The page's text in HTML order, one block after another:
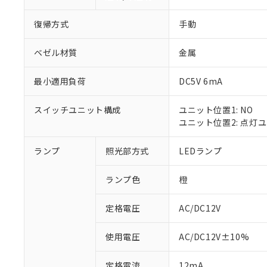
復帰方式 手動
ベゼル材質 金属
最小適用負荷 DC5V 6mA
スイッチユニット構成
ユニット位置1: NO
ユニット位置2: 点灯
ランプ 照光部方式 LEDランプ
ランプ色 橙
定格電圧 AC/DC12V
使用電圧 AC/DC12V±10%
ご利用条件
以下の条件をお
※1 対応状況
対応予定：EU
対応予定なし：
調査・確認中：
非該当品：ライセ
※1 中国